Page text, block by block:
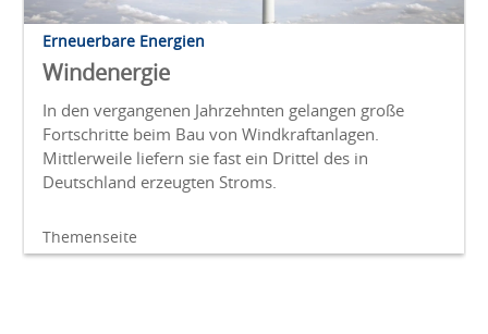
Erneuerbare Energien
Windenergie
In den vergangenen Jahrzehnten gelangen große
Fortschritte beim Bau von Windkraftanlagen.
Mittlerweile liefern sie fast ein Drittel des in
Deutschland erzeugten Stroms.
Themenseite